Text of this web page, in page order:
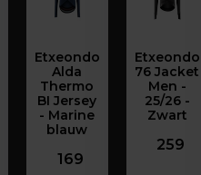
Etxeondo
Alda
Thermo
BI Jersey
- Marine
blauw
169
Etxeondo
76 Jacket
Men -
25/26 -
Zwart
259